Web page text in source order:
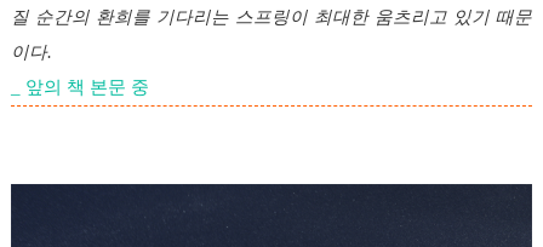
질 순간의 환희를 기다리는 스프링이 최대한 움츠리고 있기 때문
이다.
_ 앞의 책 본문 중